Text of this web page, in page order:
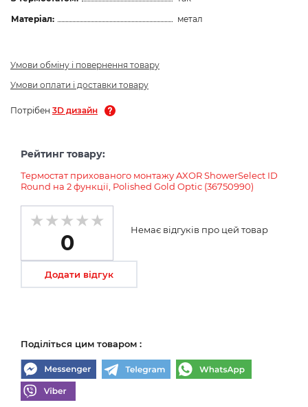
Матеріал:
метал
Умови обміну і повернення товару
Умови оплати і доставки товару
Потрібен 3D дизайн
Рейтинг товару:
Термостат прихованого монтажу AXOR ShowerSelect ID
Round на 2 функції, Polished Gold Optic (36750990)
0
Немає відгуків про цей товар
Додати відгук
Поділіться цим товаром :